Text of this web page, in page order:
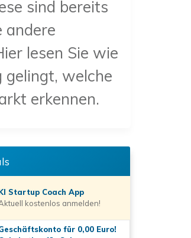
sind bereits
andere
lesen Sie wie
welche
erkennen.
Startup Coach App
kostenlos anmelden!
für 0,00 Euro!